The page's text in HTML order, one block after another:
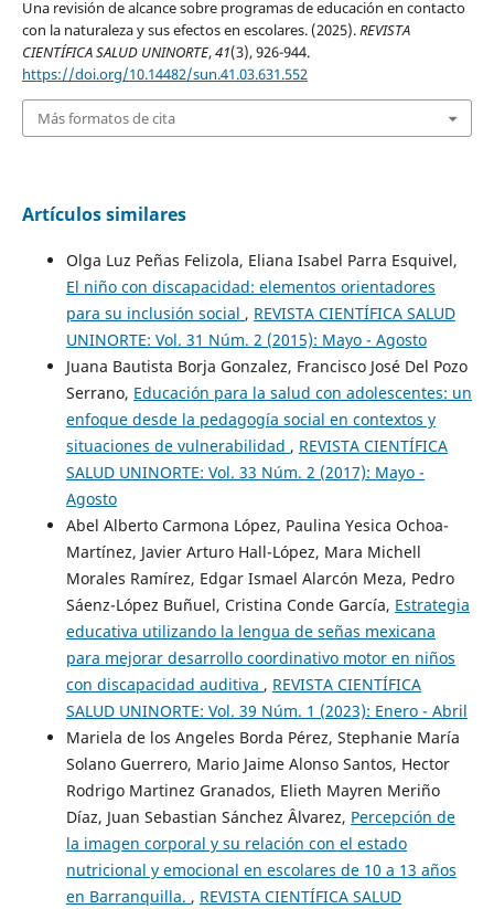
Una revisión de alcance sobre programas de educación en contacto
con la naturaleza y sus efectos en escolares. (2025).REVISTA
CIENTÍFICA SALUD UNINORTE,41(3), 926-944.
https://doi.org/10.14482/sun.41.03.631.552
Más formatos de cita
Artículos similares
Olga Luz Peñas Felizola, Eliana Isabel Parra Esquivel,
El niño con discapacidad: elementos orientadores
para su inclusión social , REVISTA CIENTÍFICA SALUD
UNINORTE: Vol. 31 Núm. 2 (2015): Mayo - Agosto
Juana Bautista Borja Gonzalez, Francisco José Del Pozo
Serrano, Educación para la salud con adolescentes: un
enfoque desde la pedagogía social en contextos y
situaciones de vulnerabilidad , REVISTA CIENTÍFICA
SALUD UNINORTE: Vol. 33 Núm. 2 (2017): Mayo -
Agosto
Abel Alberto Carmona López, Paulina Yesica Ochoa-
Martínez, Javier Arturo Hall-López, Mara Michell
Morales Ramírez, Edgar Ismael Alarcón Meza, Pedro
Sáenz-López Buñuel, Cristina Conde García, Estrategia
educativa utilizando la lengua de señas mexicana
para mejorar desarrollo coordinativo motor en niños
con discapacidad auditiva , REVISTA CIENTÍFICA
SALUD UNINORTE: Vol. 39 Núm. 1 (2023): Enero - Abril
Mariela de los Angeles Borda Pérez, Stephanie María
Solano Guerrero, Mario Jaime Alonso Santos, Hector
Rodrigo Martinez Granados, Elieth Mayren Meriño
Díaz, Juan Sebastian Sánchez Âlvarez, Percepción de
la imagen corporal y su relación con el estado
nutricional y emocional en escolares de 10 a 13 años
en Barranquilla. , REVISTA CIENTÍFICA SALUD